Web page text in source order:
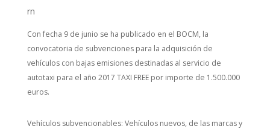
rn
Con fecha 9 de junio se ha publicado en el BOCM, la
convocatoria de subvenciones para la adquisición de
vehículos con bajas emisiones destinadas al servicio de
autotaxi para el año 2017 TAXI FREE por importe de 1.500.000
euros.
Vehículos subvencionables: Vehículos nuevos, de las marcas y